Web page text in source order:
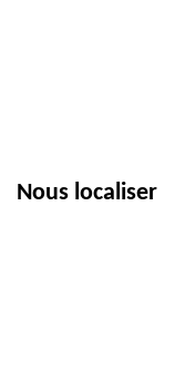
Nous localiser